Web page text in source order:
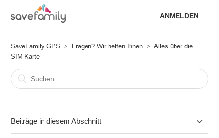
ANMELDEN
SaveFamily GPS Fragen? Wir helfen Ihnen
Alles über die
SIM-Karte
Beiträge in diesem Abschnitt